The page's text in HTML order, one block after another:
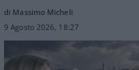
di Massimo Micheli
9 Agosto 2026, 18:27